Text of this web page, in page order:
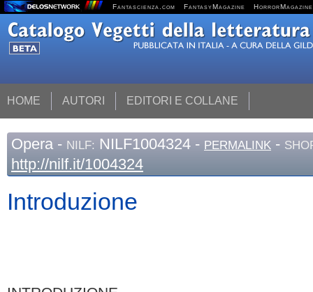
Fantascienza.com FantasyMagazine HorrorMagazine
HOME AUTORI EDITORI E COLLANE
Opera - NILF: NILF1004324 - PERMALINK -
http://nilf.it/1004324
Introduzione